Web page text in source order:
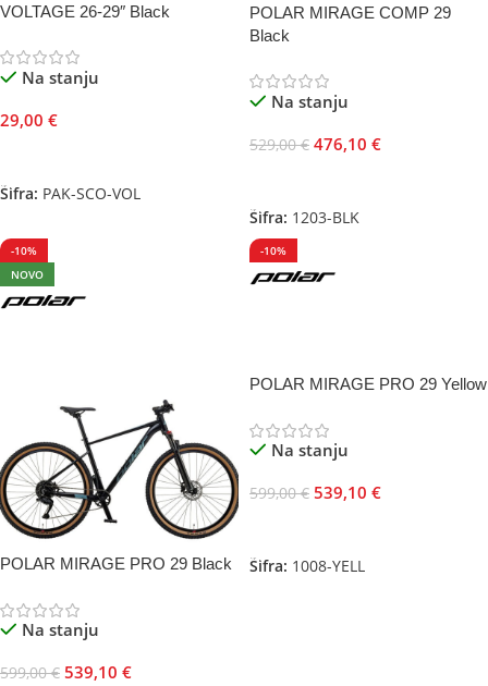
VOLTAGE 26-29″ Black
Na stanju
29,00 €
Šifra: PAK-SCO-VOL
POLAR MIRAGE COMP 29
Black
Na stanju
529,00€ 476,10 €
Šifra: 1203-BLK
-10%
NOVO
POLAR MIRAGE PRO 29 Black
Na stanju
599,00€ 539,10 €
-10%
POLAR MIRAGE PRO 29 Yellow
Na stanju
599,00€ 539,10 €
Šifra: 1008-YELL